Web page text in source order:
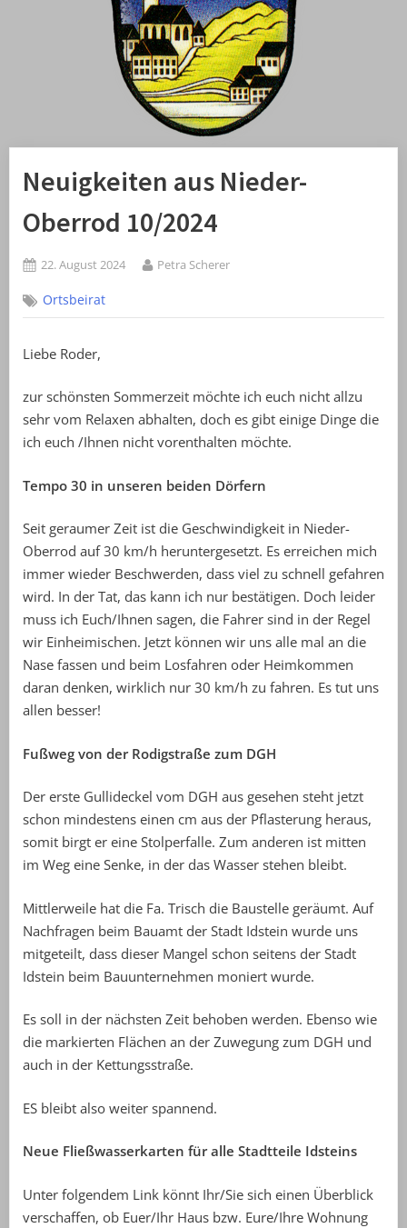
Neuigkeiten aus Nieder-
Oberrod 10/2024
Posted
22. August 2024 By
Petra Scherer
Ortsbeirat
Liebe Roder,
zur schönsten Sommerzeit möchte ich euch nicht allzu
sehr vom Relaxen abhalten, doch es gibt einige Dinge die
ich euch /Ihnen nicht vorenthalten möchte.
Tempo 30 in unseren beiden Dörfern
Seit geraumer Zeit ist die Geschwindigkeit in Nieder-
Oberrod auf 30 km/h heruntergesetzt. Es erreichen mich
immer wieder Beschwerden, dass viel zu schnell gefahren
wird. In der Tat, das kann ich nur bestätigen. Doch leider
muss ich Euch/Ihnen sagen, die Fahrer sind in der Regel
wir Einheimischen. Jetzt können wir uns alle mal an die
Nase fassen und beim Losfahren oder Heimkommen
daran denken, wirklich nur 30 km/h zu fahren. Es tut uns
allen besser!
Fußweg von der Rodigstraße zum DGH
Der erste Gullideckel vom DGH aus gesehen steht jetzt
schon mindestens einen cm aus der Pflasterung heraus,
somit birgt er eine Stolperfalle. Zum anderen ist mitten
im Weg eine Senke, in der das Wasser stehen bleibt.
Mittlerweile hat die Fa. Trisch die Baustelle geräumt. Auf
Nachfragen beim Bauamt der Stadt Idstein wurde uns
mitgeteilt, dass dieser Mangel schon seitens der Stadt
Idstein beim Bauunternehmen moniert wurde.
Es soll in der nächsten Zeit behoben werden. Ebenso wie
die markierten Flächen an der Zuwegung zum DGH und
auch in der Kettungsstraße.
ES bleibt also weiter spannend.
Neue Fließwasserkarten für alle Stadtteile Idsteins
Unter folgendem Link könnt Ihr/Sie sich einen Überblick
verschaffen, ob Euer/Ihr Haus bzw. Eure/Ihre Wohnung